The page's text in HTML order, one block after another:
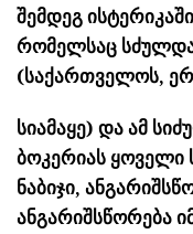
შემდეგ
რომელსაც სძულდა
(საქართველოს,
სიამაყე) და ამ
ბოკერიას
ნაბიჯი,
ანგარიშსწორება